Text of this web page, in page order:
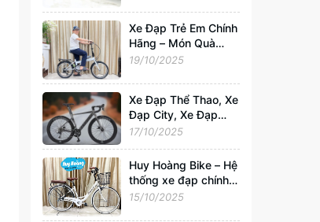
Xe Đạp Trẻ Em Chính
Hãng – Món Quà
Tuyệt Vời Cho Bé
Xedapvip.com
19/10/2025
Xe Đạp Thể Thao, Xe
Đạp City, Xe Đạp
Gấp Chính Hãng –
Nhất Tại
Xedapvip.com
17/10/2025
Huy Hoàng Bike – Hệ
thống xe đạp chính
hãng hàng đầu Việt
15/10/2025